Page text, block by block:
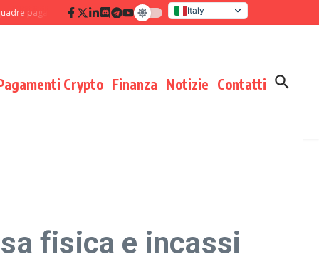
disciplina di processo che moltiplica i risultati
Italy
United States
Crypto Finanza Notizie Contatti
fisica e incassi